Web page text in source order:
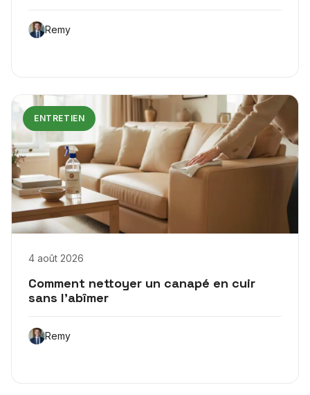
Remy
ENTRETIEN
4 août 2026
Comment nettoyer un canapé en cuir
sans l’abîmer
Remy